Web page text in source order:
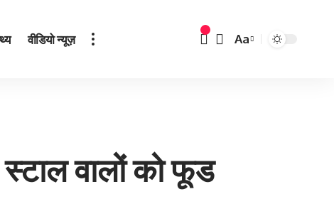
वीडियो न्यूज़ Aa
स्‍टाल वालों को फूड